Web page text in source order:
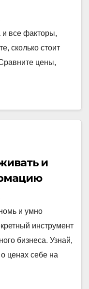
и все факторы,
сколько стоит
цены,
и
и умно
инструмент
бизнеса. Узнай,
ценах себе на